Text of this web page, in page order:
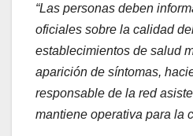
“Las personas deben
oficiales sobre la calidad
establecimientos de salud
aparición de síntomas,
responsable de la red
mantiene operativa para la